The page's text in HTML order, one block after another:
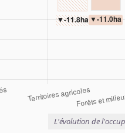
L'évolution de